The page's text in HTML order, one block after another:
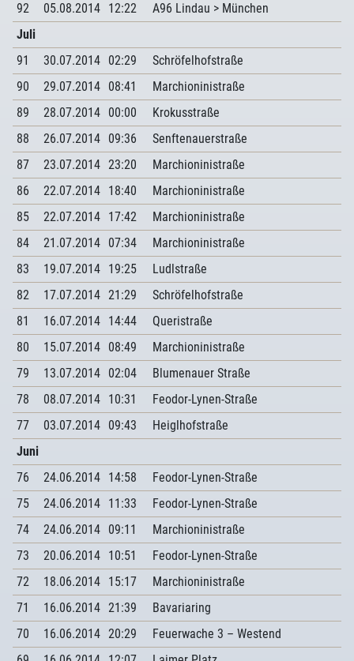
92
05.08.2014 12:22
A96 Lindau > München
Juli
91
30.07.2014 02:29
Schröfelhofstraße
90
29.07.2014 08:41
Marchioninistraße
89
28.07.2014 00:00
Krokusstraße
88
26.07.2014 09:36
Senftenauerstraße
87
23.07.2014 23:20
Marchioninistraße
86
22.07.2014 18:40
Marchioninistraße
85
22.07.2014 17:42
Marchioninistraße
84
21.07.2014 07:34
Marchioninistraße
83
19.07.2014 19:25
Ludlstraße
82
17.07.2014 21:29
Schröfelhofstraße
81
16.07.2014 14:44
Queristraße
80
15.07.2014 08:49
Marchioninistraße
79
13.07.2014 02:04
Blumenauer Straße
78
08.07.2014 10:31
Feodor-Lynen-Straße
77
03.07.2014 09:43
Heiglhofstraße
Juni
76
24.06.2014 14:58
Feodor-Lynen-Straße
75
24.06.2014 11:33
Feodor-Lynen-Straße
74
24.06.2014 09:11
Marchioninistraße
73
20.06.2014 10:51
Feodor-Lynen-Straße
72
18.06.2014 15:17
Marchioninistraße
71
16.06.2014 21:39
Bavariaring
70
16.06.2014 20:29
Feuerwache 3 – Westend